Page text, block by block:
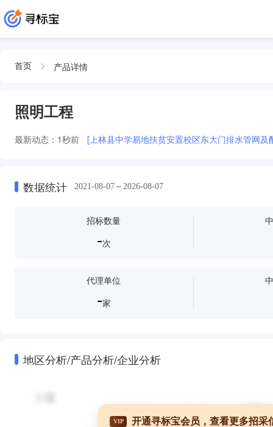
首页 产品详情
照明工程
最新动态： 1秒前 [上林县中学易地扶贫安置校区东大门排水管网
数据统计 2021-08-07～2026-08-07
招标数量
-次
代理单位
-家
地区分析/产品分析/企业分析
VIP 开通寻标宝会员，查看更多招采